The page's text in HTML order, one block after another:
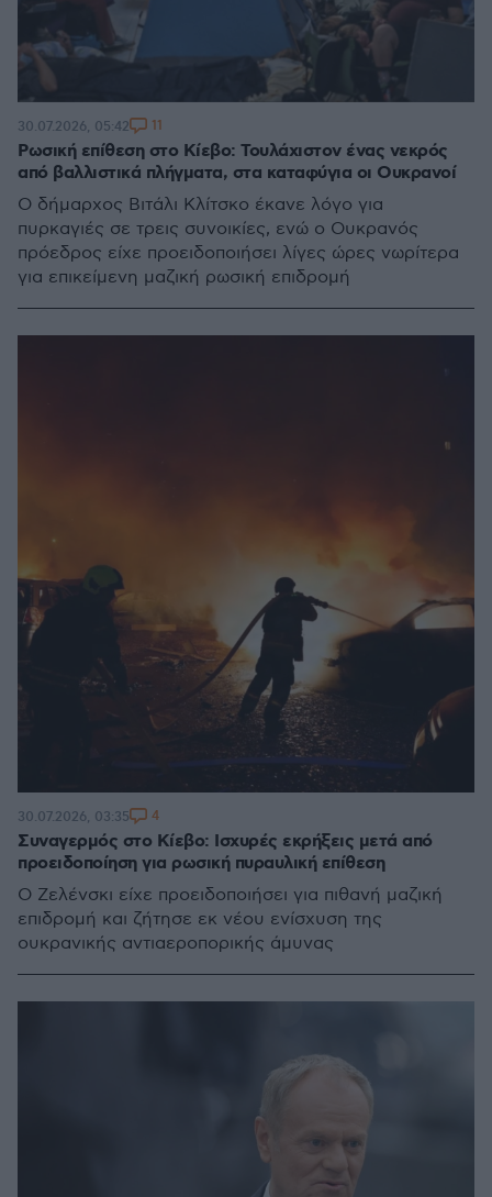
Ρωσική επίθεση στο Κίεβο: Τουλάχιστον ένας νεκρός
από βαλλιστικά πλήγματα, στα καταφύγια οι Ουκρανοί
Ο δήμαρχος Βιτάλι Κλίτσκο έκανε λόγο για
πυρκαγιές σε τρεις συνοικίες, ενώ ο Ουκρανός
πρόεδρος είχε προειδοποιήσει λίγες ώρες νωρίτερα
για επικείμενη μαζική ρωσική επιδρομή
30.07.2026, 05:42 11
Συναγερμός στο Κίεβο: Ισχυρές εκρήξεις μετά από
προειδοποίηση για ρωσική πυραυλική επίθεση
Ο Ζελένσκι είχε προειδοποιήσει για πιθανή μαζική
επιδρομή και ζήτησε εκ νέου ενίσχυση της
ουκρανικής αντιαεροπορικής άμυνας
30.07.2026, 03:35 4